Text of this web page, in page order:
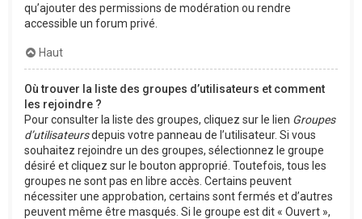
qu’ajouter des permissions de modération ou rendre
accessible un forum privé.
Haut
Où trouver la liste des groupes d’utilisateurs et comment
les rejoindre ?
Pour consulter la liste des groupes, cliquez sur le lien Groupes
d’utilisateursdepuis votre panneau de l’utilisateur. Si vous
souhaitez rejoindre un des groupes, sélectionnez le groupe
désiré et cliquez sur le bouton approprié. Toutefois, tous les
groupes ne sont pas en libre accès. Certains peuvent
nécessiter une approbation, certains sont fermés et d’autres
peuvent même être masqués. Si le groupe est dit « Ouvert »,